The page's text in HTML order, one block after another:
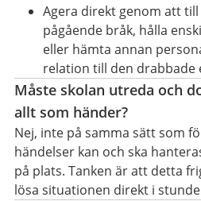
Agera direkt genom att
pågående bråk, hålla
eller hämta annan
relation till den drabbade
Måste skolan utreda och
allt som händer?
Nej, inte på samma sätt som
händelser kan och ska
på plats. Tanken är att detta
lösa situationen direkt i